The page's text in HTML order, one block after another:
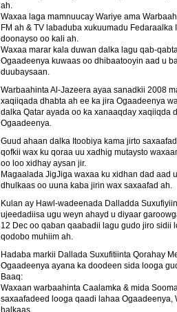
ah.
Waxaa laga mamnuucay Wariye ama
FM ah & TV labaduba xukuumadu
doonayso oo kali ah.
Waxaa marar kala duwan dalka lagu qab-
Ogaadeenya kuwaas oo dhibaatooyin aad u
duubaysaan.
Warbaahinta Al-Jazeera ayaa sanadkii 2008
xaqiiqada dhabta ah ee ka jira Ogaadeenya
dalka Qatar ayada oo ka xanaaqday xaqiiqda
Ogaadeenya.
Guud ahaan dalka Itoobiya kama jirto
qofkii wax ku qoraa uu xadhig mutaysto
oo loo xidhay aysan jir.
Magaalada JigJiga waxaa ku xidhan dad aad
dhulkaas oo uuna kaba jirin wax saxaafad ah.
Kulan ay Hawl-wadeenada Dalladda
ujeedadiisa ugu weyn ahayd u diyaar
12 Dec oo qaban qaabadii lagu gudo jiro sidii
qodobo muhiim ah.
Hadaba markii Dallada Suxufitiinta Qorahay
Ogaadeenya ayana ka doodeen sida looga
Baaq:
Waxaan warbaahinta Caalamka & mida
saxaafadeed looga qaadi lahaa
halkaas.